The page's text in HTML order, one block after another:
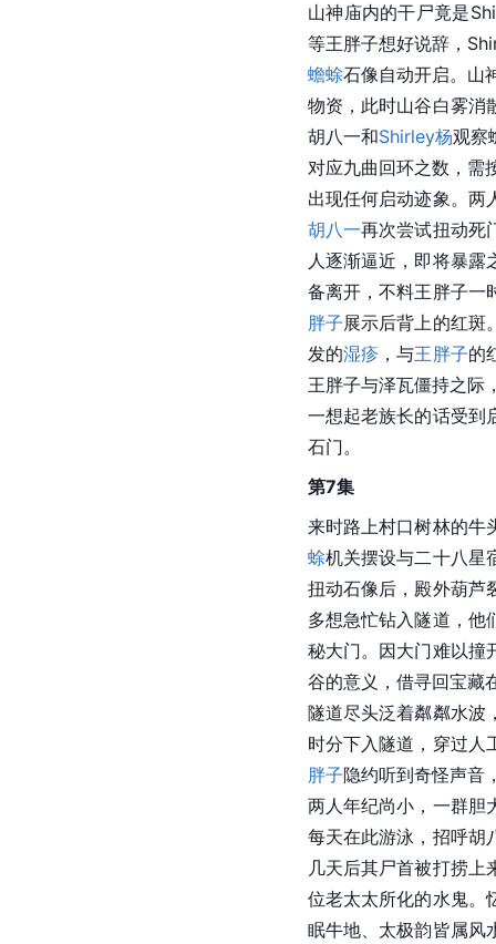
山神庙内的干尸竟是
等王胖子想好说辞，
蟾蜍石像自动开启。山
物资，此时山谷白雾消
胡八一和Shirley杨观察
对应九曲回环之数，需
出现任何启动迹象。两
胡八一再次尝试扭动死
人逐渐逼近，即将暴露
备离开，不料王胖子一
胖子展示后背上的红斑
发的湿疹 ，与王胖子的
王胖子与泽瓦僵持之际
一想起老族长的话受到
石门。
第7集
来时路上村口树林的牛
蜍机关摆设与二十八星
扭动石像后，殿外葫芦
多想急忙钻入隧道，他
秘大门。因大门难以撞
谷的意义，借寻回宝藏
隧道尽头泛着粼粼水波
时分下入隧道，穿过人
胖子隐约听到奇怪声音
两人年纪尚小，一群胆
每天在此游泳，招呼胡
几天后其尸首被打捞上
位老太太所化的水鬼。
眠牛地、太极韵皆属风